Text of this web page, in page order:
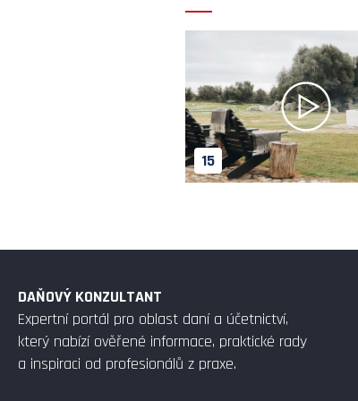
15
DAŇOVÝ KONZULTANT
Expertní portál pro oblast daní a účetnictví,
který nabízí ověřené informace, praktické rady
a inspiraci od profesionálů z praxe.